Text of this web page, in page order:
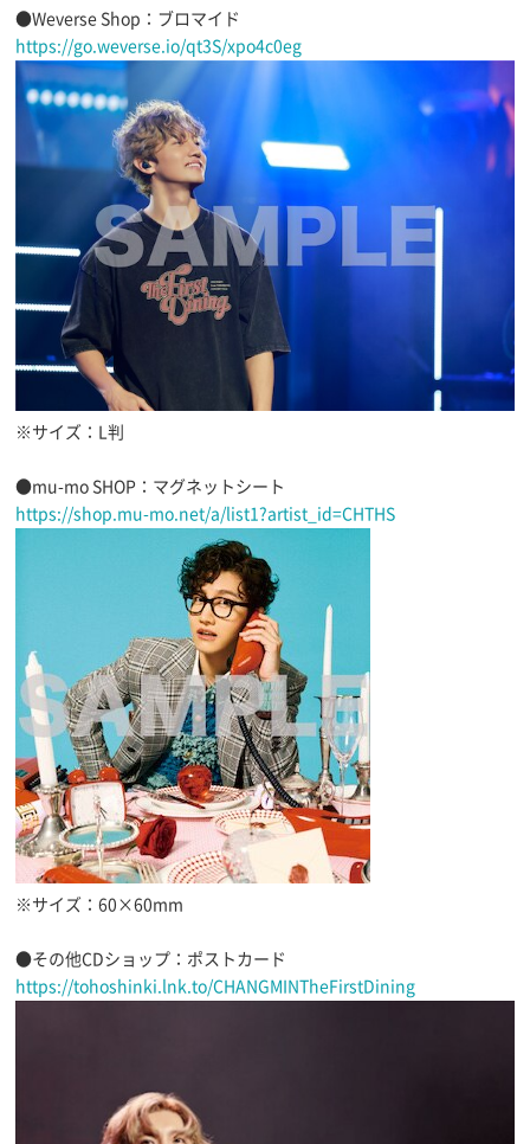
●Weverse Shop：ブロマイド
https://go.weverse.io/qt3S/xpo4c0eg
※サイズ：L判
●mu-mo SHOP：マグネットシート
https://shop.mu-mo.net/a/list1?artist_id=CHTHS
※サイズ：60×60mm
●その他CDショップ：ポストカード
https://tohoshinki.lnk.to/CHANGMINTheFirstDining